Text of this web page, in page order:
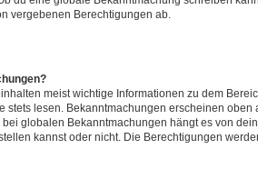
vergebenen Berechtigungen ab.
meist wichtige Informationen zu dem
stets lesen. Bekanntmachungen erscheinen oben
globalen Bekanntmachungen hängt es von
kannst oder nicht. Die Berechtigungen